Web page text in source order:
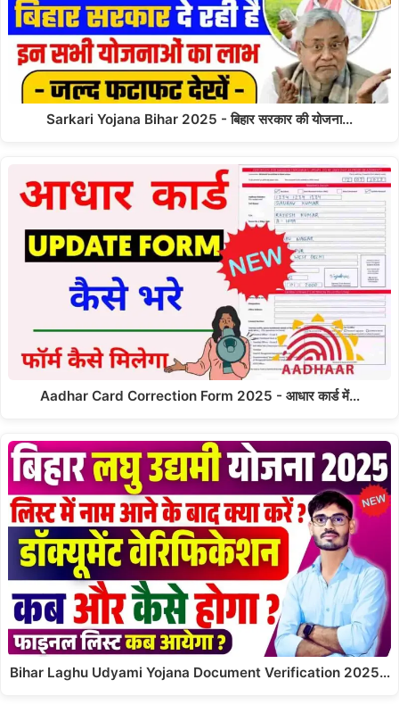
Sarkari Yojana Bihar 2025 - बिहार सरकार की योजना…
Aadhar Card Correction Form 2025 - आधार कार्ड में…
Bihar Laghu Udyami Yojana Document Verification 2025…